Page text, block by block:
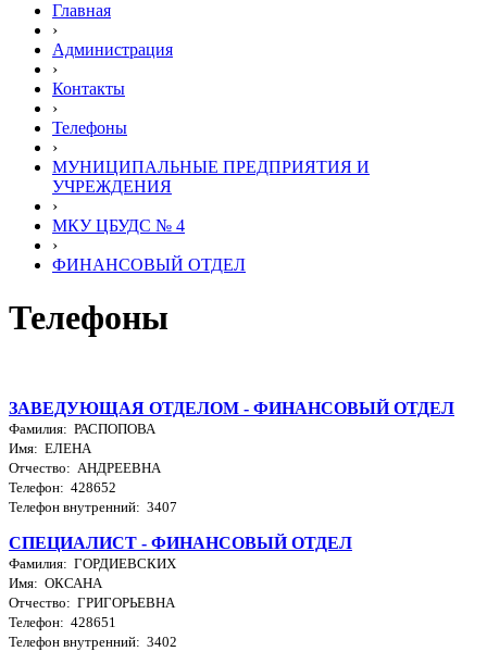
Главная
›
Администрация
›
Контакты
›
Телефоны
›
МУНИЦИПАЛЬНЫЕ ПРЕДПРИЯТИЯ И
УЧРЕЖДЕНИЯ
›
МКУ ЦБУДС № 4
›
ФИНАНСОВЫЙ ОТДЕЛ
Телефоны
ЗАВЕДУЮЩАЯ ОТДЕЛОМ - ФИНАНСОВЫЙ ОТДЕЛ
Фамилия: РАСПОПОВА
Имя: ЕЛЕНА
Отчество: АНДРЕЕВНА
Телефон: 428652
Телефон внутренний: 3407
СПЕЦИАЛИСТ - ФИНАНСОВЫЙ ОТДЕЛ
Фамилия: ГОРДИЕВСКИХ
Имя: ОКСАНА
Отчество: ГРИГОРЬЕВНА
Телефон: 428651
Телефон внутренний: 3402